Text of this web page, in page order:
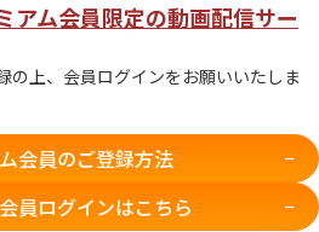
アム会員限定の動画配信サー
の上、会員ログインをお願いいたしま
会員のご登録方法
員ログインはこちら